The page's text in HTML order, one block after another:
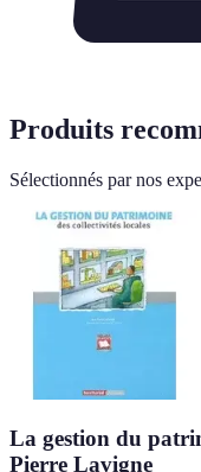
Produits
Sélectionnés par nos
La gestion du
Pierre Lavigne